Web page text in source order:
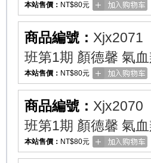
本站售價： NT$80元
商品編號： Xjx2071
班第1期 顏德馨 氣
本站售價： NT$80元
商品編號： Xjx2070
班第1期 顏德馨 氣
本站售價： NT$80元